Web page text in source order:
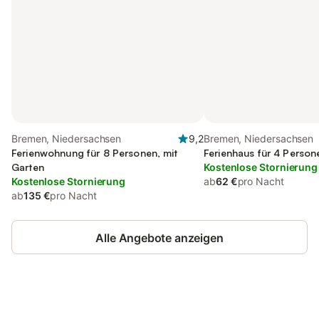
Bremen, Niedersachsen
9,2
Ferienwohnung für 8 Personen, mit
Garten
Kostenlose Stornierung
ab135 €pro Nacht
Bremen, Niedersachsen
Ferienhaus für 4
Kostenlose Stornierung
ab62 €pro Nacht
Alle Angebote anzeigen